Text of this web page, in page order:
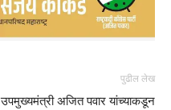
पुढील लेख
उपमुख्यमंत्री अजित पवार यांच्याकडून